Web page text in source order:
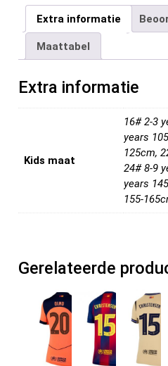
ce
b
o
o
k
tt
er
ail er
es
t
d
t
Extra informatie
Maattabel
Extra informatie
Kids maat
16# 2-3
years
125cm,
24# 8-9
years
155-
Gerelateerde